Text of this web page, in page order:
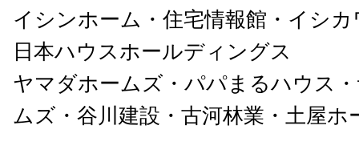
イシンホーム・住宅情報館・イシ
日本ハウスホールディングス
ヤマダホームズ・パパまるハウス
ムズ・谷川建設・古河林業・土屋ホ